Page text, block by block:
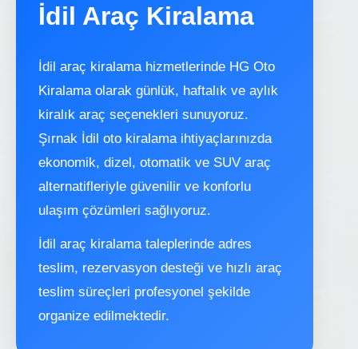
İdil Araç Kiralama
İdil araç kiralama hizmetlerinde HG Oto
Kiralama olarak günlük, haftalık ve aylık
kiralık araç seçenekleri sunuyoruz.
Şırnak İdil oto kiralama ihtiyaçlarınızda
ekonomik, dizel, otomatik ve SUV araç
alternatifleriyle güvenilir ve konforlu
ulaşım çözümleri sağlıyoruz.
İdil araç kiralama taleplerinde adres
teslim, rezervasyon desteği ve hızlı araç
teslim süreçleri profesyonel şekilde
organize edilmektedir.